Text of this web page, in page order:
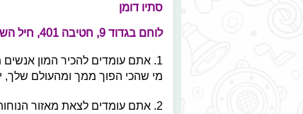
סתיו דומן
לוחם בגדוד 9, חטיבה 401, חיל השריון
1. אתם עומדים להכיר המון
מי שהכי הפוך ממך ומהעולם שלך,
2. אתם עומדים לצאת מאזור